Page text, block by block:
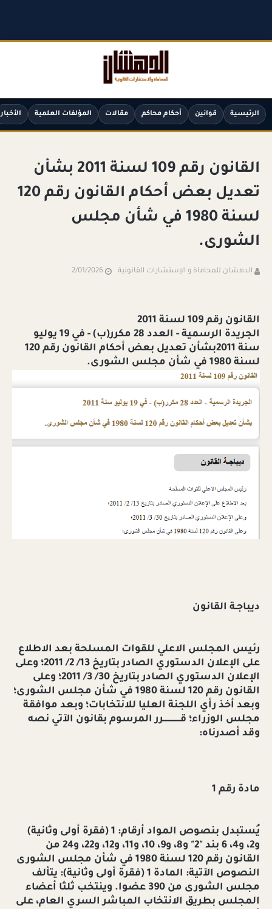
الرئيسية قوانين أحكام محاكم مقالات المؤلفات العلمية الأخبار
القانون رقم 109 لسنة 2011 بشأن
تعديل بعض أحكام القانون رقم 120
لسنة 1980 في شأن مجلس
الشورى.
الدهشان للمحاماة و الإستشارات القانونية 2/01/2026
القانون رقم 109 لسنة 2011
الجريدة الرسمية - العدد 28 مكرر(ب) - في 19 يوليو
سنة 2011بشأن تعديل بعض أحكام القانون رقم 120
لسنة 1980 في شأن مجلس الشورى.
ديباجـة القانون
رئيس المجلس الاعلي للقوات المسلحة بعد الاطلاع
على الإعلان الدستوري الصادر بتاريخ 13/ 2/ 2011؛ وعلى
الإعلان الدستوري الصادر بتاريخ 30/ 3/ 2011؛ وعلى
القانون رقم 120 لسنة 1980 في شأن مجلس الشورى؛
وبعد أخذ رأي اللجنة العليا للانتخابات؛ وبعد موافقة
مجلس الوزراء؛ قــــــــــــــرر المرسوم بقانون الآتي نصه
وقد أصدرناه:
مادة رقم 1
يُستبدل بنصوص المواد أرقام: 1 (فقرة أولى وثانية)
و2، و4، 6 بند "2" و8، و9، 10، و11، و12، و22، و24 من
القانون رقم 120 لسنة 1980 في شأن مجلس الشورى
النصوص الآتية: المادة 1 (فقرة أولى وثانية): يتألف
مجلس الشورى من 390 عضوا. وينتخب ثلثا أعضاء
المجلس بطريق الانتخاب المباشر السري العام، على